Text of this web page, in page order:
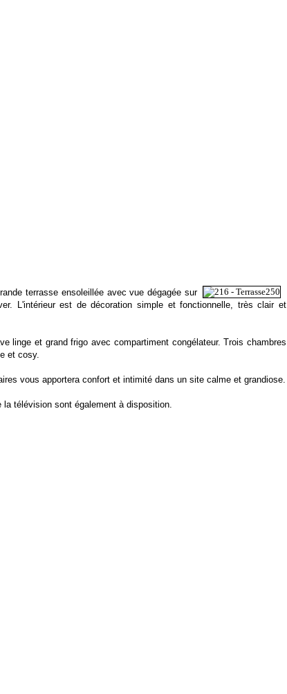
terrasse ensoleillée avec vue dégagée sur
L'intérieur est de décoration simple et fonctionnelle, très clair et
linge et grand frigo avec compartiment congélateur. Trois chambres
et cosy.
vous apportera confort et intimité dans un site calme et grandiose.
télévision sont également à disposition.